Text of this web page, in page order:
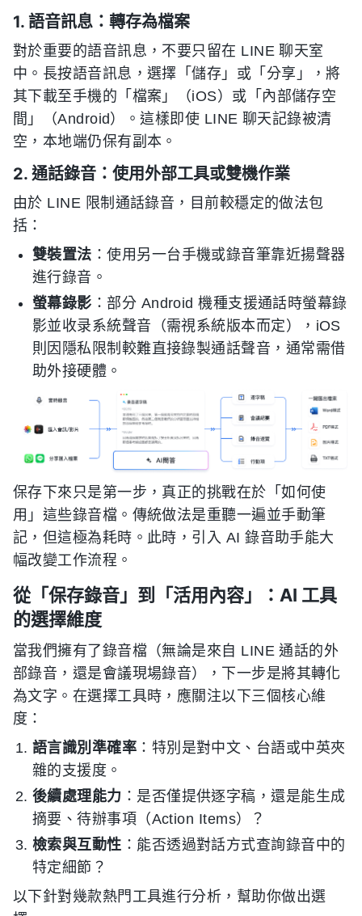
1. 語音訊息：轉存為檔案
對於重要的語音訊息，不要只留在 LINE 聊天室
中。長按語音訊息，選擇「儲存」或「分享」，將
其下載至手機的「檔案」（iOS）或「內部儲存空
間」（Android）。這樣即使 LINE 聊天記錄被清
空，本地端仍保有副本。
2. 通話錄音：使用外部工具或雙機作業
由於 LINE 限制通話錄音，目前較穩定的做法包
括：
雙裝置法 ：使用另一台手機或錄音筆靠近揚聲器
進行錄音。
螢幕錄影 ：部分 Android 機種支援通話時螢幕錄
影並收录系統聲音（需視系統版本而定），iOS
則因隱私限制較難直接錄製通話聲音，通常需借
助外接硬體。
保存下來只是第一步，真正的挑戰在於「如何使
用」這些錄音檔。傳統做法是重聽一遍並手動筆
記，但這極為耗時。此時，引入 AI 錄音助手能大
幅改變工作流程。
從「保存錄音」到「活用內容」：AI 工具
的選擇維度
當我們擁有了錄音檔（無論是來自 LINE 通話的外
部錄音，還是會議現場錄音），下一步是將其轉化
為文字。在選擇工具時，應關注以下三個核心維
度：
語言識別準確率 ：特別是對中文、台語或中英夾
雜的支援度。
後續處理能力 ：是否僅提供逐字稿，還是能生成
摘要、待辦事項（Action Items）？
檢索與互動性 ：能否透過對話方式查詢錄音中的
特定細節？
以下針對幾款熱門工具進行分析，幫助你做出選